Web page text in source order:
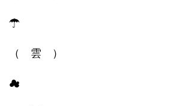
☂︎
（ 雲 ）
☁︎︎